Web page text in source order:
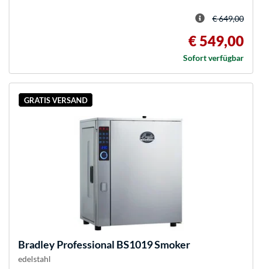
€ 649,00
€ 549,00
Sofort verfügbar
GRATIS VERSAND
BradleyProfessional BS1019 Smoker
edelstahl